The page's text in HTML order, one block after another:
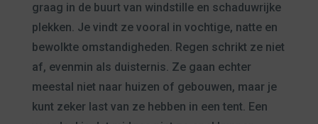
graag in de buurt van windstille en schaduwrijke
plekken. Je vindt ze vooral in vochtige, natte en
bewolkte omstandigheden. Regen schrikt ze niet
af, evenmin als duisternis. Ze gaan echter
meestal niet naar huizen of gebouwen, maar je
kunt zeker last van ze hebben in een tent. Een